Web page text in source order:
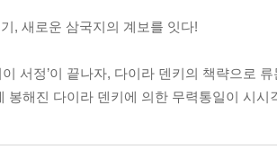
, 새로운 삼국지의 계보를 잇다!
이 서정’이 끝나자, 다이라 덴키의 책략으로
봉해진 다이라 덴키에 의한 무력통일이 시